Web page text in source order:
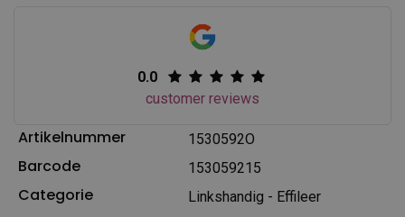
0.0
customer reviews
Artikelnummer 1530592O
Barcode 153059215
Categorie Linkshandig - Effileer